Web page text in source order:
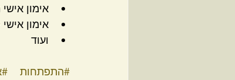
אימון
אימון
ועוד
#התפתחות